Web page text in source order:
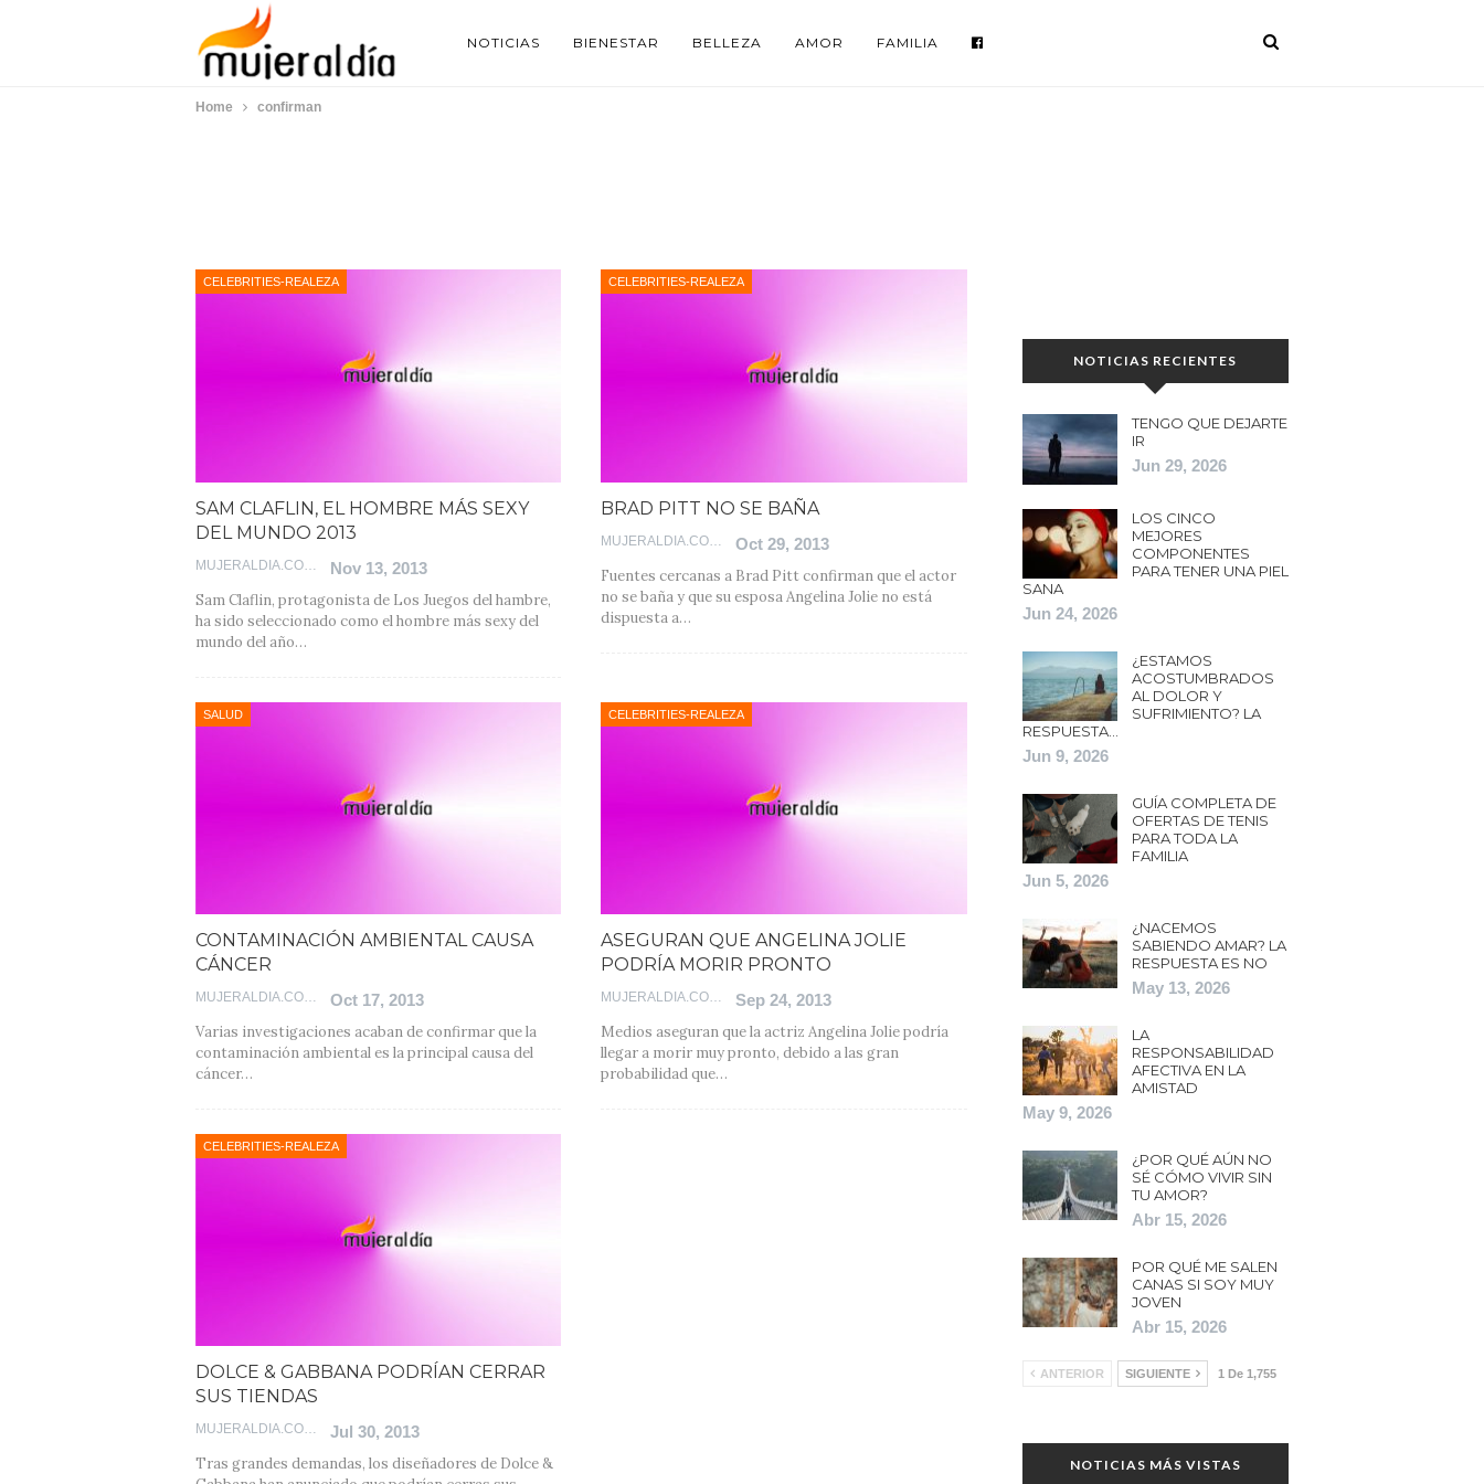
NOTICIAS BIENESTAR BELLEZA AMOR FAMILIA
Home confirman
CELEBRITIES-REALEZA
SAM CLAFLIN, EL HOMBRE MÁS SEXY
DEL MUNDO 2013
Nov 13, 2013
Sam Claflin, protagonista de Los Juegos del hambre,
ha sido seleccionado como el hombre más sexy del
mundo del año…
CELEBRITIES-REALEZA
BRAD PITT NO SE BAÑA
Oct 29, 2013
Fuentes cercanas a Brad Pitt confirman que el actor
no se baña y que su esposa Angelina Jolie no está
dispuesta a…
SALUD
CONTAMINACIÓN AMBIENTAL CAUSA
CÁNCER
Oct 17, 2013
Varias investigaciones acaban de confirmar que la
contaminación ambiental es la principal causa del
cáncer…
CELEBRITIES-REALEZA
ASEGURAN QUE ANGELINA JOLIE
PODRÍA MORIR PRONTO
Sep 24, 2013
Medios aseguran que la actriz Angelina Jolie podría
llegar a morir muy pronto, debido a las gran
probabilidad que…
CELEBRITIES-REALEZA
DOLCE & GABBANA PODRÍAN CERRAR
SUS TIENDAS
MUJERALDIA.COM
Jul 30, 2013
Tras grandes demandas, los diseñadores de Dolce &
NOTICIAS RECIENTES
TENGO QUE DEJARTE
IR
Jun 29, 2026
LOS CINCO
MEJORES
COMPONENTES
PARA TENER UNA PIEL
SANA
Jun 24, 2026
¿ESTAMOS
ACOSTUMBRADOS
AL DOLOR Y
SUFRIMIENTO? LA
RESPUESTA…
Jun 9, 2026
GUÍA COMPLETA DE
OFERTAS DE TENIS
PARA TODA LA
FAMILIA
Jun 5, 2026
¿NACEMOS
SABIENDO AMAR? LA
RESPUESTA ES NO
May 13, 2026
LA
RESPONSABILIDAD
AFECTIVA EN LA
AMISTAD
May 9, 2026
¿POR QUÉ AÚN NO
SÉ CÓMO VIVIR SIN
TU AMOR?
Abr 15, 2026
POR QUÉ ME SALEN
CANAS SI SOY MUY
JOVEN
Abr 15, 2026
ANTERIOR SIGUIENTE 1 De 1,755
NOTICIAS MÁS VISTAS